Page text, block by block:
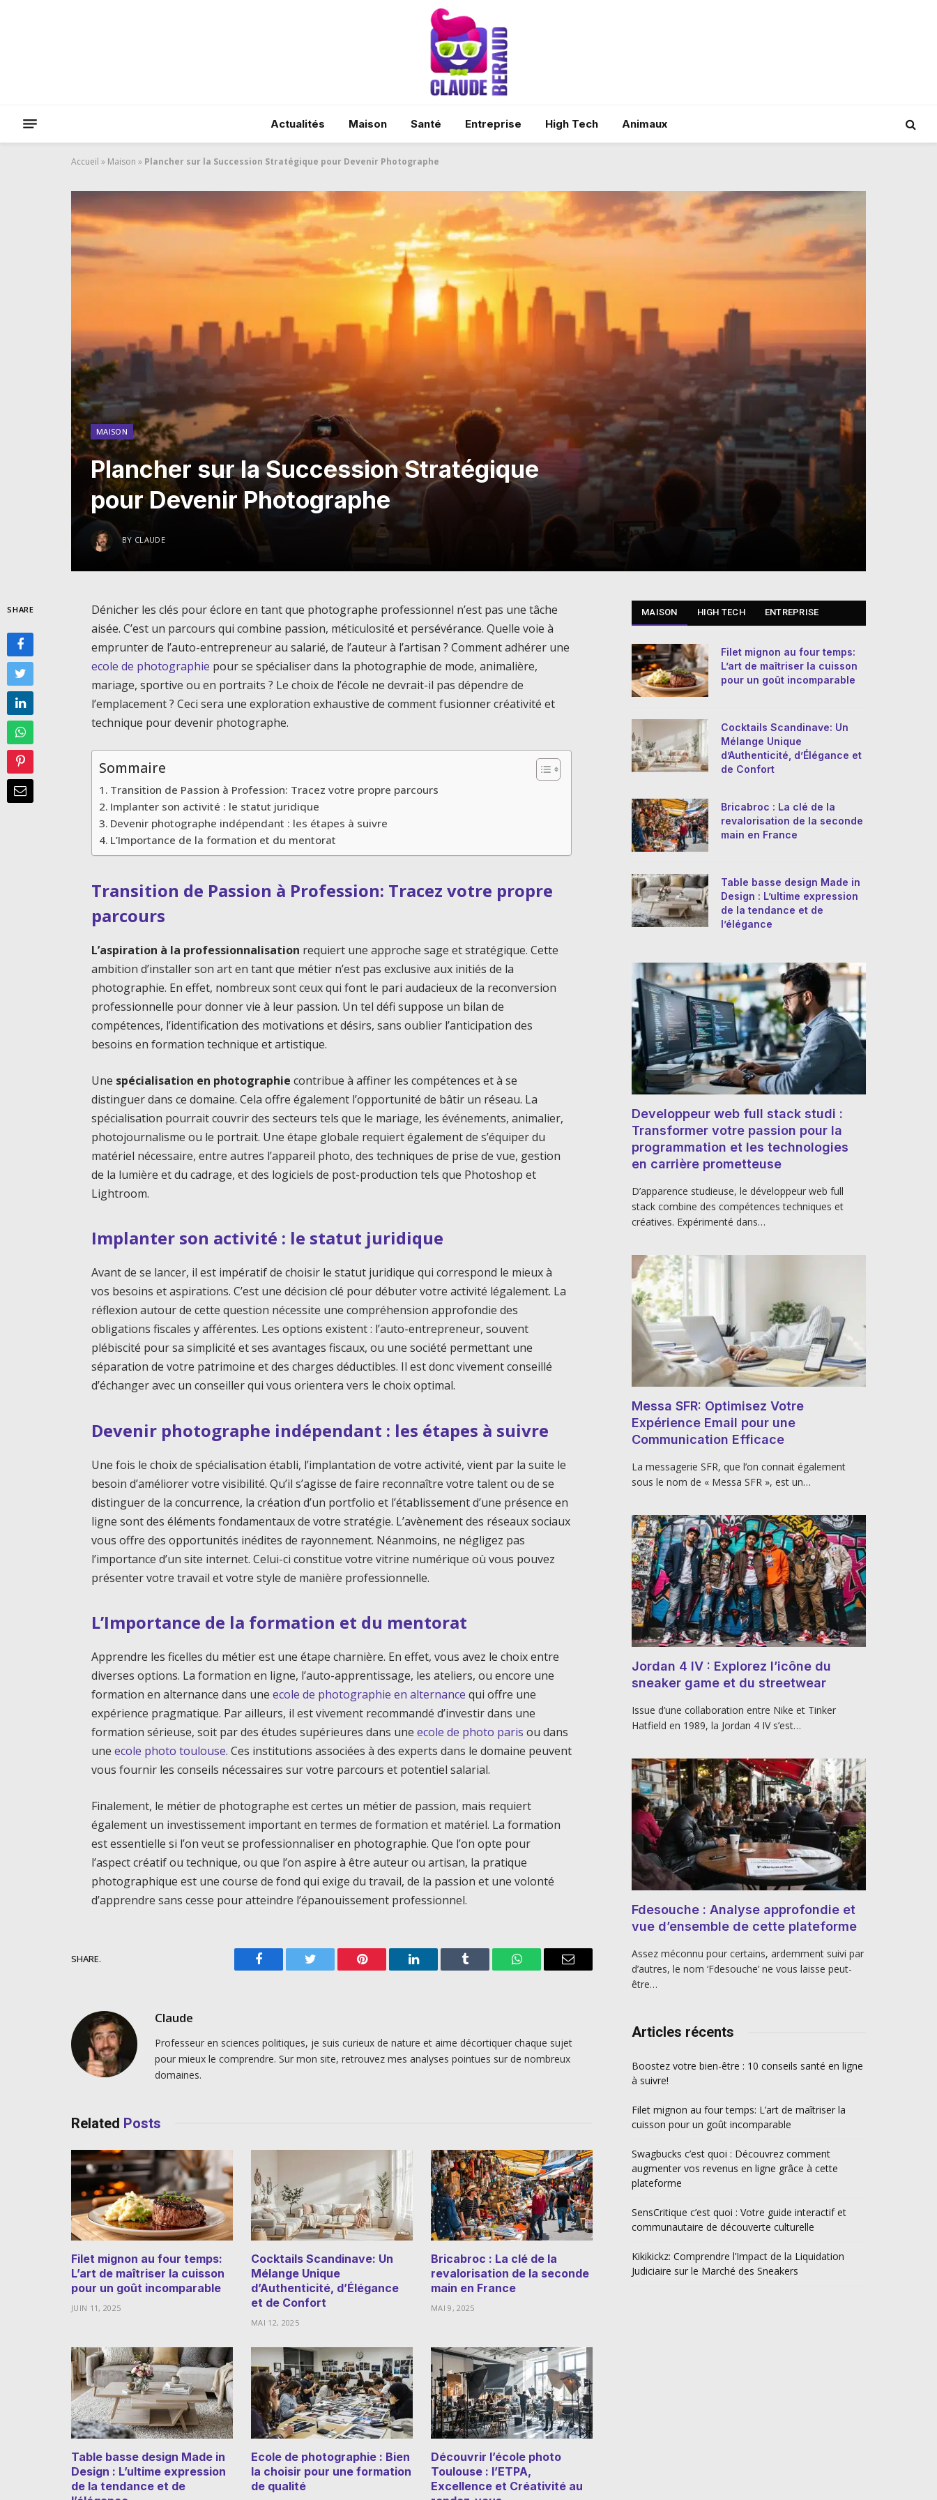
Actualités Maison Santé Entreprise High Tech Animaux
Accueil » Maison » Plancher sur la Succession Stratégique pour Devenir Photographe
MAISON
Plancher sur la Succession Stratégique
pour Devenir Photographe
BY CLAUDE
SHARE
Dénicher les clés pour éclore en tant que photographe professionnel n’est pas une tâche
aisée. C’est un parcours qui combine passion, méticulosité et persévérance. Quelle voie à
emprunter de l’auto-entrepreneur au salarié, de l’auteur à l’artisan ? Comment adhérer une
ecole de photographie pour se spécialiser dans la photographie de mode, animalière,
mariage, sportive ou en portraits ? Le choix de l’école ne devrait-il pas dépendre de
l’emplacement ? Ceci sera une exploration exhaustive de comment fusionner créativité et
technique pour devenir photographe.
Sommaire
Transition de Passion à Profession: Tracez votre propre parcours
Implanter son activité : le statut juridique
Devenir photographe indépendant : les étapes à suivre
L’Importance de la formation et du mentorat
Transition de Passion à Profession: Tracez votre propre
parcours
L’aspiration à la professionnalisation requiert une approche sage et stratégique. Cette
ambition d’installer son art en tant que métier n’est pas exclusive aux initiés de la
photographie. En effet, nombreux sont ceux qui font le pari audacieux de la reconversion
professionnelle pour donner vie à leur passion. Un tel défi suppose un bilan de
compétences, l’identification des motivations et désirs, sans oublier l’anticipation des
besoins en formation technique et artistique.
Une spécialisation en photographie contribue à affiner les compétences et à se
distinguer dans ce domaine. Cela offre également l’opportunité de bâtir un réseau. La
spécialisation pourrait couvrir des secteurs tels que le mariage, les événements, animalier,
photojournalisme ou le portrait. Une étape globale requiert également de s’équiper du
matériel nécessaire, entre autres l’appareil photo, des techniques de prise de vue, gestion
de la lumière et du cadrage, et des logiciels de post-production tels que Photoshop et
Lightroom.
Implanter son activité : le statut juridique
Avant de se lancer, il est impératif de choisir le statut juridique qui correspond le mieux à
vos besoins et aspirations. C’est une décision clé pour débuter votre activité légalement. La
réflexion autour de cette question nécessite une compréhension approfondie des
obligations fiscales y afférentes. Les options existent : l’auto-entrepreneur, souvent
plébiscité pour sa simplicité et ses avantages fiscaux, ou une société permettant une
séparation de votre patrimoine et des charges déductibles. Il est donc vivement conseillé
d’échanger avec un conseiller qui vous orientera vers le choix optimal.
Devenir photographe indépendant : les étapes à suivre
Une fois le choix de spécialisation établi, l’implantation de votre activité, vient par la suite le
besoin d’améliorer votre visibilité. Qu’il s’agisse de faire reconnaître votre talent ou de se
distinguer de la concurrence, la création d’un portfolio et l’établissement d’une présence en
ligne sont des éléments fondamentaux de votre stratégie. L’avènement des réseaux sociaux
vous offre des opportunités inédites de rayonnement. Néanmoins, ne négligez pas
l’importance d’un site internet. Celui-ci constitue votre vitrine numérique où vous pouvez
présenter votre travail et votre style de manière professionnelle.
L’Importance de la formation et du mentorat
Apprendre les ficelles du métier est une étape charnière. En effet, vous avez le choix entre
diverses options. La formation en ligne, l’auto-apprentissage, les ateliers, ou encore une
formation en alternance dans uneecole de photographie en alternance qui offre une
expérience pragmatique. Par ailleurs, il est vivement recommandé d’investir dans une
formation sérieuse, soit par des études supérieures dans uneecole de photo paris ou dans
uneecole photo toulouse. Ces institutions associées à des experts dans le domaine peuvent
vous fournir les conseils nécessaires sur votre parcours et potentiel salarial.
Finalement, le métier de photographe est certes un métier de passion, mais requiert
également un investissement important en termes de formation et matériel. La formation
est essentielle si l’on veut se professionnaliser en photographie. Que l’on opte pour
l’aspect créatif ou technique, ou que l’on aspire à être auteur ou artisan, la pratique
photographique est une course de fond qui exige du travail, de la passion et une volonté
d’apprendre sans cesse pour atteindre l’épanouissement professionnel.
SHARE.
Facebook Twitter Pinterest LinkedIn Tumblr WhatsAppEmail
Claude
Professeur en sciences politiques, je suis curieux de nature et aime décortiquer chaque sujet
pour mieux le comprendre. Sur mon site, retrouvez mes analyses pointues sur de nombreux
domaines.
Related Posts
Filet mignon au four temps:
L’art de maîtriser la cuisson
pour un goût incomparable
JUIN 11, 2025
Cocktails Scandinave: Un
Mélange Unique
d’Authenticité, d’Élégance
et de Confort
MAI 12, 2025
Bricabroc : La clé de la
revalorisation de la seconde
main en France
MAI 9, 2025
Table basse design Made in
Design : L’ultime expression
de la tendance et de
Ecole de photographie : Bien
la choisir pour une formation
de qualité
Découvrir l’école photo
Toulouse : l’ETPA,
Excellence et Créativité au
MAISON HIGH TECH ENTREPRISE
Filet mignon au four temps:
L’art de maîtriser la cuisson
pour un goût incomparable
Cocktails Scandinave: Un
Mélange Unique
d’Authenticité, d’Élégance et
de Confort
Bricabroc : La clé de la
revalorisation de la seconde
main en France
Table basse design Made in
Design : L’ultime expression
de la tendance et de
l’élégance
Developpeur web full stack studi :
Transformer votre passion pour la
programmation et les technologies
en carrière prometteuse
D’apparence studieuse, le développeur web full
stack combine des compétences techniques et
créatives. Expérimenté dans…
Messa SFR: Optimisez Votre
Expérience Email pour une
Communication Efficace
La messagerie SFR, que l’on connait également
sous le nom de « Messa SFR », est un…
Jordan 4 IV : Explorez l’icône du
sneaker game et du streetwear
Issue d’une collaboration entre Nike et Tinker
Hatfield en 1989, la Jordan 4 IV s’est…
Fdesouche : Analyse approfondie et
vue d’ensemble de cette plateforme
Assez méconnu pour certains, ardemment suivi par
d’autres, le nom ‘Fdesouche’ ne vous laisse peut-
être…
Articles récents
Boostez votre bien-être : 10 conseils santé en ligne
à suivre!
Filet mignon au four temps: L’art de maîtriser la
cuisson pour un goût incomparable
Swagbucks c’est quoi : Découvrez comment
augmenter vos revenus en ligne grâce à cette
plateforme
SensCritique c’est quoi : Votre guide interactif et
communautaire de découverte culturelle
Kikikickz: Comprendre l’Impact de la Liquidation
Judiciaire sur le Marché des Sneakers